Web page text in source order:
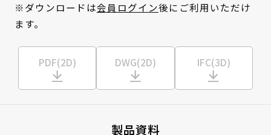
※ダウンロードは会員ログイン後にご利用いただけ
ます。
PDF(2D) DWG(2D) IFC(3D)
製品資料